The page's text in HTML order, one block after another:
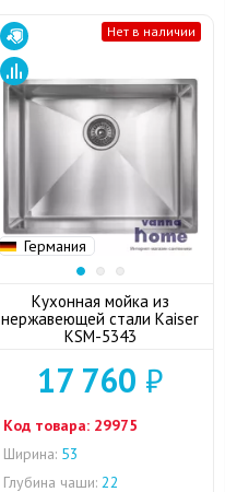
Германия
Нет в наличии
Кухонная мойка из
нержавеющей стали Kaiser
KSM-5343
17 760 ₽
Код товара: 29975
Ширина: 53
Глубина чаши: 22